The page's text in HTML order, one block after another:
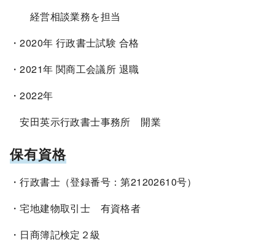
経営相談業務を担当
・2020年 行政書士試験 合格
・2021年 関商工会議所 退職
・2022年
安田英示行政書士事務所 開業
保有資格
・行政書士（登録番号：第21202610号）
・宅地建物取引士 有資格者
・日商簿記検定２級